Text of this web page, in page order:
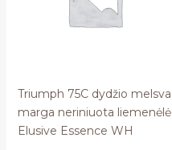
Triumph 75C dydžio melsva
marga neriniuota liemenėlė
Elusive Essence WH